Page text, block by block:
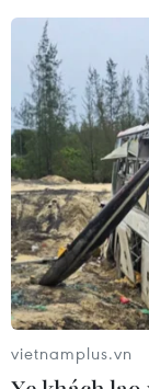
vietnamplus.vn